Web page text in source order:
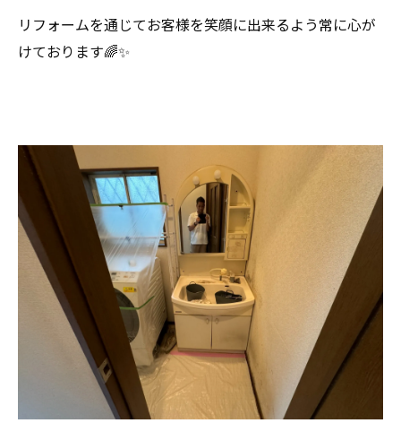
リフォームを通じてお客様を笑顔に出来るよう常に心が
けております🌈✨